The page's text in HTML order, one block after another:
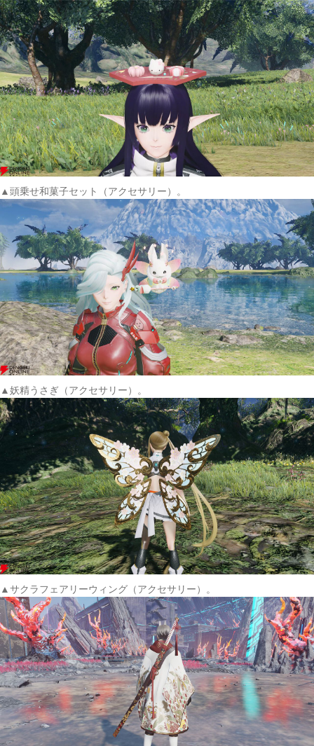
▲頭乗せ和菓子セット（アクセサリー）。
▲妖精うさぎ（アクセサリー）。
▲サクラフェアリーウィング（アクセサリー）。